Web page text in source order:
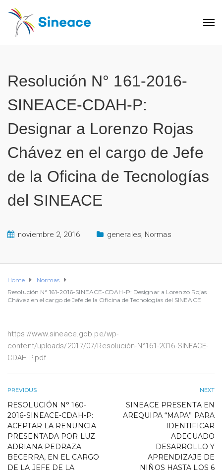
Resolución N° 161-2016-
SINEACE-CDAH-P:
Designar a Lorenzo Rojas
Chávez en el cargo de Jefe
de la Oficina de Tecnologías
del SINEACE
noviembre 2, 2016 generales, Normas
Home
Normas
Resolución N° 161-2016-SINEACE-CDAH-P: Designar a Lorenzo Rojas
Chávez en el cargo de Jefe de la Oficina de Tecnologías del SINEACE
https://www.sineace.gob.pe/wp-
content/uploads/2017/07/Resolución-N°161-2016-SINEACE-
CDAH-P.pdf
PREVIOUS
RESOLUCIÓN N° 160-
2016-SINEACE-CDAH-P:
ACEPTAR LA RENUNCIA
PRESENTADA POR LUZ
ADRIANA PEDRAZA
BECERRA, EN EL CARGO
DE LA JEFE DE LA
NEXT
SINEACE PRESENTA EN
AREQUIPA “MAPA” PARA
IDENTIFICAR
ADECUADO
DESARROLLO Y
APRENDIZAJE DE
NIÑOS HASTA LOS 6